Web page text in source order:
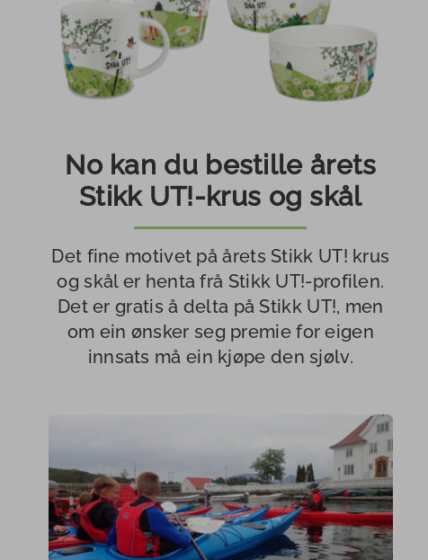
rep.skap
Arbeidsområde
50-
2024
Handlingsplan
samarbeidsavtale
Årsrapportar
Friluftsrådenes
landsforbund
Gjennomførte
aktivitetar i 2026
23.-
Slå
Urørt
Lån
No kan du bestille årets
Stikk UT!-krus og skål
Det fine motivet på årets Stikk UT! krus
og skål er henta frå Stikk UT!-profilen.
Det er gratis å delta på Stikk UT!, men
om ein ønsker seg premie for eigen
innsats må ein kjøpe den sjølv.